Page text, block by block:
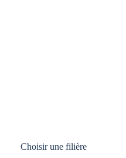
Choisir une filière